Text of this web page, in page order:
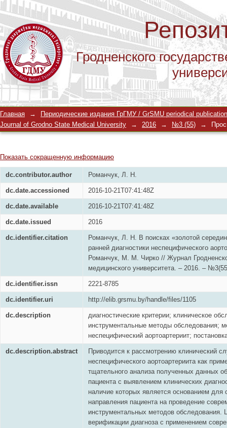
Гродненского
В ПОИСКАХ «ЗОЛОТОЙ
ДИАГНОСТИКИ
Главная →
Периодические издания ГрГМУ / GrSMU periodical
Journal of Grodno State Medical University
→ 2016 → №3 (55) →
Показать сокращенную информацию
dc.contributor.author Романчук, Л. Н.
dc.date.accessioned 2016-10-21T07:41:48Z
dc.date.available 2016-10-21T07:41:48Z
dc.date.issued 2016
dc.identifier.citation
Романчук, Л. Н. В поисках «золотой
ранней диагностики неспецифического
Романчук, М. М. Чирко // Журнал
медицинского университета. – 2016. –
dc.identifier.issn 2221-8785
dc.identifier.uri http://elib.grsmu.by/handle/files/1105
dc.description
диагностические критерии; клиническое
инструментальные методы обследования;
неспецифический аортоартериит;
dc.description.abstract
Приводится к рассмотрению клинический
неспецифического аортоартериита как
тщательного анализа полученных данных
пациента с выявлением клинических
наличие которых является основанием для
направления пациента на проведение
инструментальных методов обследования.
верификации диагноза с применением